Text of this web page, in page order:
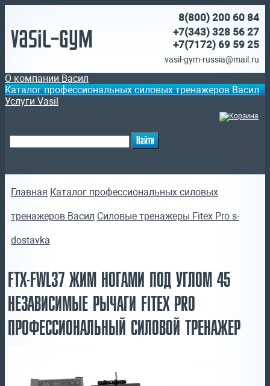
Vasil-Gym
8(800) 200 60 84
+7(343) 328 56 27
+7(7172) 69 59 25
vasil-gym-russia@mail.ru
О компании Васил
Каталог профессиональных силовых тренажеров Васил
Услуги Vasil
Главная Каталог профессиональных силовых
тренажеров Васил Силовые тренажеры Fitex Pro s-
dostavka
FTX-FWL37 ЖИМ НОГАМИ ПОД УГЛОМ 45
НЕЗАВИСИМЫЕ РЫЧАГИ FITEX PRO
ПРОФЕССИОНАЛЬНЫЙ СИЛОВОЙ ТРЕНАЖЕР